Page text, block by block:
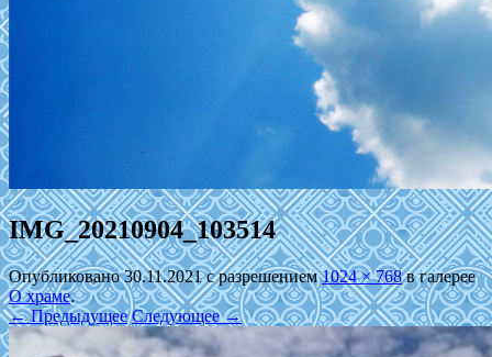
IMG_20210904_103514
Опубликовано30.11.2021с разрешением1024 × 768в галерее
О храме.
← Предыдущее Следующее →